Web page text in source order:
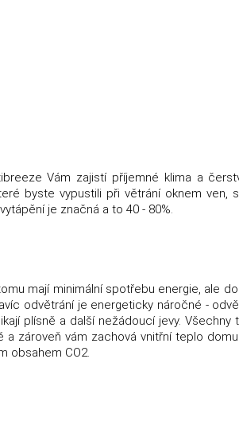
Vám zajistí příjemné klima a
byste vypustili při větrání oknem ven,
je značná a to 40 - 80%.
mají minimální spotřebu energie, ale
odvětrání je energeticky náročné -
plísně a další nežádoucí jevy. Všechny
zároveň vám zachová vnitřní teplo
obsahem CO2.